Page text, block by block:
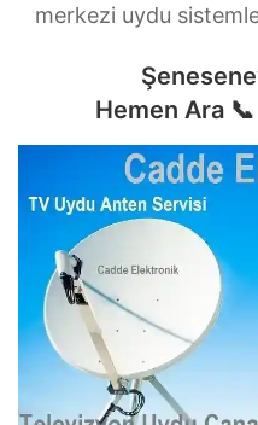
merkezi uydu
Hemen Ara 📞